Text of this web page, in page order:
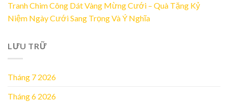
Tranh Chim Công Dát Vàng Mừng Cưới – Quà Tặng Kỷ
Niệm Ngày Cưới Sang Trọng Và Ý Nghĩa
LƯU TRỮ
Tháng 7 2026
Tháng 6 2026